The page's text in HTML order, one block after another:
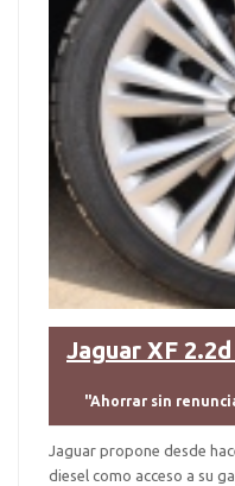
Jaguar XF
"Ahorrar sin
Jaguar propone desde
diesel como acceso a su